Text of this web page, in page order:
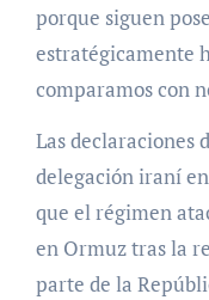
porque siguen
estratégicamente
comparamos con
Las declaraciones
delegación iraní
que el régimen
en Ormuz tras la
parte de la